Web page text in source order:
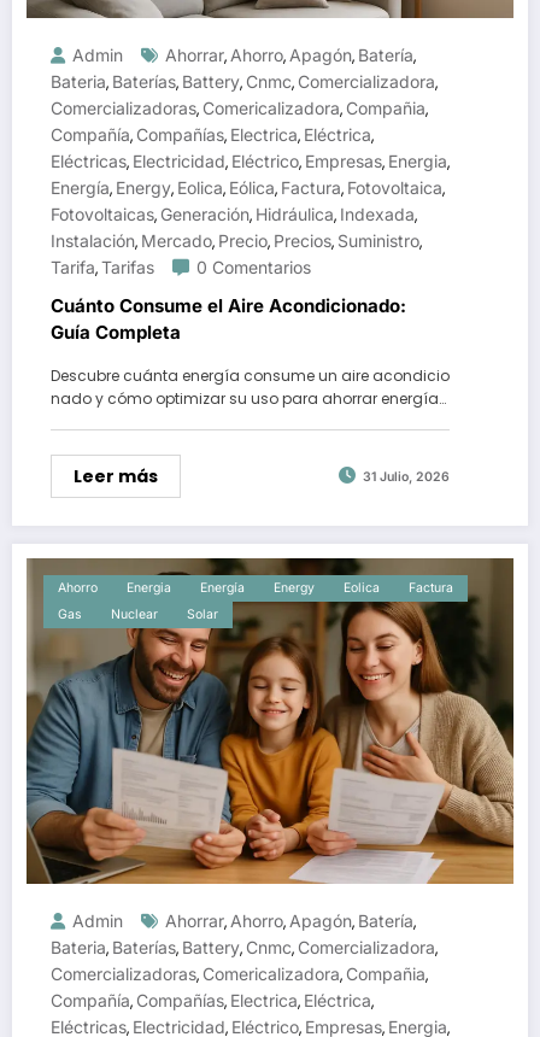
Admin Ahorrar, Ahorro, Apagón, Batería,
Bateria, Baterías, Battery, Cnmc, Comercializadora,
Comercializadoras, Comericalizadora, Compañia,
Compañía, Compañías, Electrica, Eléctrica,
Eléctricas, Electricidad, Eléctrico, Empresas, Energia,
Energía, Energy, Eolica, Eólica, Factura, Fotovoltaica,
Fotovoltaicas, Generación, Hidráulica, Indexada,
Instalación, Mercado, Precio, Precios, Suministro,
Tarifa,Tarifas 0 Comentarios
Cuánto Consume el Aire Acondicionado:
Guía Completa
Descubre cuánta energía consume un aire acondicio
nado y cómo optimizar su uso para ahorrar energía…
Leer más 31 Julio, 2026
Ahorro Energia Energía Energy Eolica
Factura
Gas
Nuclear Solar
Admin Ahorrar, Ahorro, Apagón, Batería,
Bateria, Baterías, Battery, Cnmc, Comercializadora,
Comercializadoras, Comericalizadora, Compañia,
Compañía, Compañías, Electrica, Eléctrica,
Eléctricas, Electricidad, Eléctrico, Empresas, Energia,